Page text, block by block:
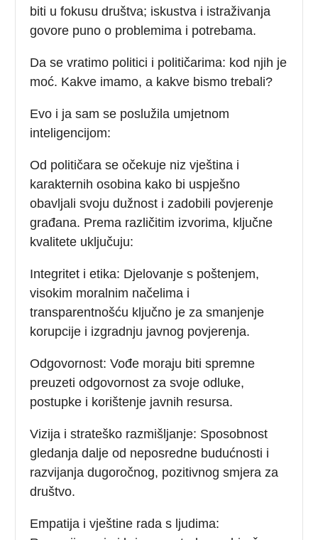
biti u fokusu društva; iskustva i istraživanja
govore puno o problemima i potrebama.
Da se vratimo politici i političarima: kod njih je
moć. Kakve imamo, a kakve bismo trebali?
Evo i ja sam se poslužila umjetnom
inteligencijom:
Od političara se očekuje niz vještina i
karakternih osobina kako bi uspješno
obavljali svoju dužnost i zadobili povjerenje
građana. Prema različitim izvorima, ključne
kvalitete uključuju:
Integritet i etika: Djelovanje s poštenjem,
visokim moralnim načelima i
transparentnošću ključno je za smanjenje
korupcije i izgradnju javnog povjerenja.
Odgovornost: Vođe moraju biti spremne
preuzeti odgovornost za svoje odluke,
postupke i korištenje javnih resursa.
Vizija i strateško razmišljanje: Sposobnost
gledanja dalje od neposredne budućnosti i
razvijanja dugoročnog, pozitivnog smjera za
društvo.
Empatija i vještine rada s ljudima: